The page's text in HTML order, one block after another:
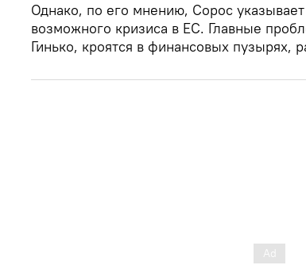
Однако, по его мнению, Сорос
возможного кризиса в ЕС. Главные
Гинько, кроятся в финансовых пузырях,